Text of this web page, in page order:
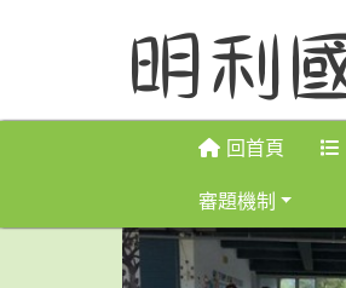
回首頁
審題機制